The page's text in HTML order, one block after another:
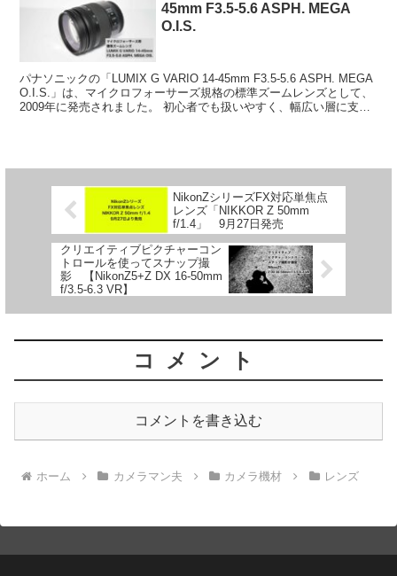
45mm F3.5-5.6 ASPH. MEGA
O.I.S.
パナソニックの「LUMIX G VARIO 14-45mm F3.5-5.6 ASPH. MEGA
O.I.S.」は、マイクロフォーサーズ規格の標準ズームレンズとして、
2009年に発売されました。 初心者でも扱いやすく、幅広い層に支持
NikonZシリーズFX対応単焦点
レンズ「NIKKOR Z 50mm
f/1.4」 9月27日発売
クリエイティブピクチャーコン
トロールを使ってスナップ撮
影 【NikonZ5+Z DX 16-50mm
f/3.5-6.3 VR】
コメント
コメントを書き込む
ホーム カメラマン夫 カメラ機材 レンズ